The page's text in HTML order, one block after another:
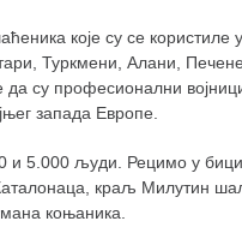
које су се користиле у
Туркмени, Алани,
су професионални
запада Европе.
и 5.000 људи. Рецимо у
краљ Милутин
коњаника.